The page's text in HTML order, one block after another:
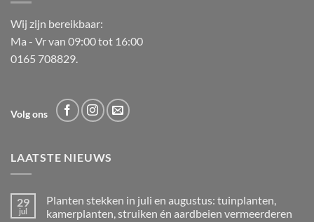
Wij zijn bereikbaar:
Ma - Vr van 09:00 tot 16:00
0165 708829.
Volg ons
LAATSTE NIEUWS
29
jul
Planten stekken in juli en augustus: tuinplanten,
kamerplanten, struiken én aardbeien vermeerderen